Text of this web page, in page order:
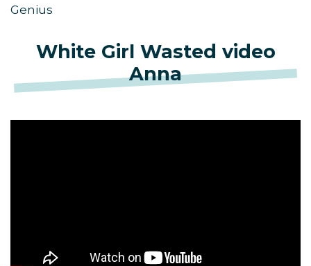
Genius
White Girl Wasted video
Anna